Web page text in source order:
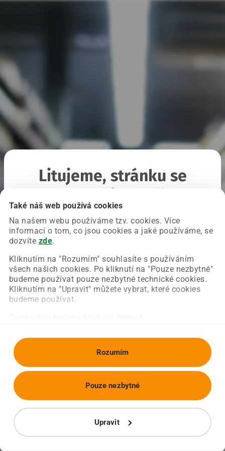
Také náš web používá cookies
Na našem webu používáme tzv. cookies. Více
informací o tom, co jsou cookies a jaké používáme, se
dozvíte zde.
Kliknutím na "Rozumím" souhlasíte s používáním
všech našich cookies. Po kliknutí na "Pouze nezbytné"
budeme používat pouze nezbytné technické cookies.
Kliknutím na "Upravit" můžete vybrat, které cookies
budeme používat.
Rozumím
Upravit
Pouze nezbytné
Litujeme, stránku se
Chyba nastala na naší straně a už ji opravujeme.
Zkuste prosím znovu načíst požadovanou stránku.
Obnovit stránku Úvodní strana